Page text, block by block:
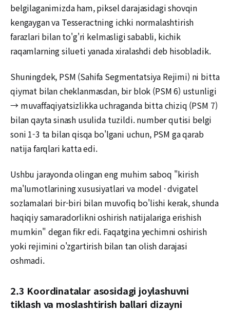
belgilaganimizda ham, piksel darajasidagi shovqin
kengaygan va Tesseractning ichki normalashtirish
farazlari bilan to'g'ri kelmasligi sababli, kichik
raqamlarning silueti yanada xiralashdi deb hisobladik.
Shuningdek, PSM (Sahifa Segmentatsiya Rejimi) ni bitta
qiymat bilan cheklanmasdan, bir blok (PSM 6) ustunligi
→ muvaffaqiyatsizlikka uchraganda bitta chiziq (PSM 7)
bilan qayta sinash usulida tuzildi. number qutisi belgi
soni 1-3 ta bilan qisqa bo'lgani uchun, PSM ga qarab
natija farqlari katta edi.
Ushbu jarayonda olingan eng muhim saboq "kirish
ma'lumotlarining xususiyatlari va model · dvigatel
sozlamalari bir-biri bilan muvofiq bo'lishi kerak, shunda
haqiqiy samaradorlikni oshirish natijalariga erishish
mumkin" degan fikr edi. Faqatgina yechimni oshirish
yoki rejimini o'zgartirish bilan tan olish darajasi
oshmadi.
2.3 Koordinatalar asosidagi joylashuvni
tiklash va moslashtirish ballari dizayni